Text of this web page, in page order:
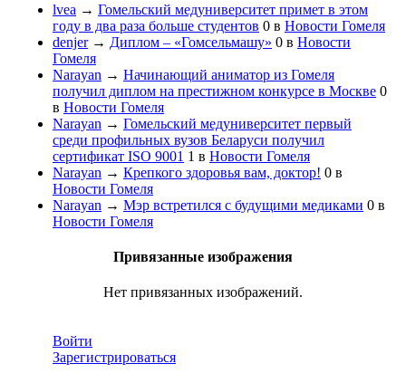
lvea → Гомельский медуниверситет примет в этом
году в два раза больше студентов 0 в Новости Гомеля
denjer→ Диплом – «Гомсельмашу» 0 в Новости
Гомеля
Narayan → Начинающий аниматор из Гомеля
получил диплом на престижном конкурсе в Москве 0
в Новости Гомеля
Narayan → Гомельский медуниверситет первый
среди профильных вузов Беларуси получил
сертификат ISO 9001 1 в Новости Гомеля
Narayan → Крепкого здоровья вам, доктор! 0 в
Новости Гомеля
Narayan → Мэр встретился с будущими медиками 0 в
Новости Гомеля
Привязанные изображения
Нет привязанных изображений.
Войти
Зарегистрироваться